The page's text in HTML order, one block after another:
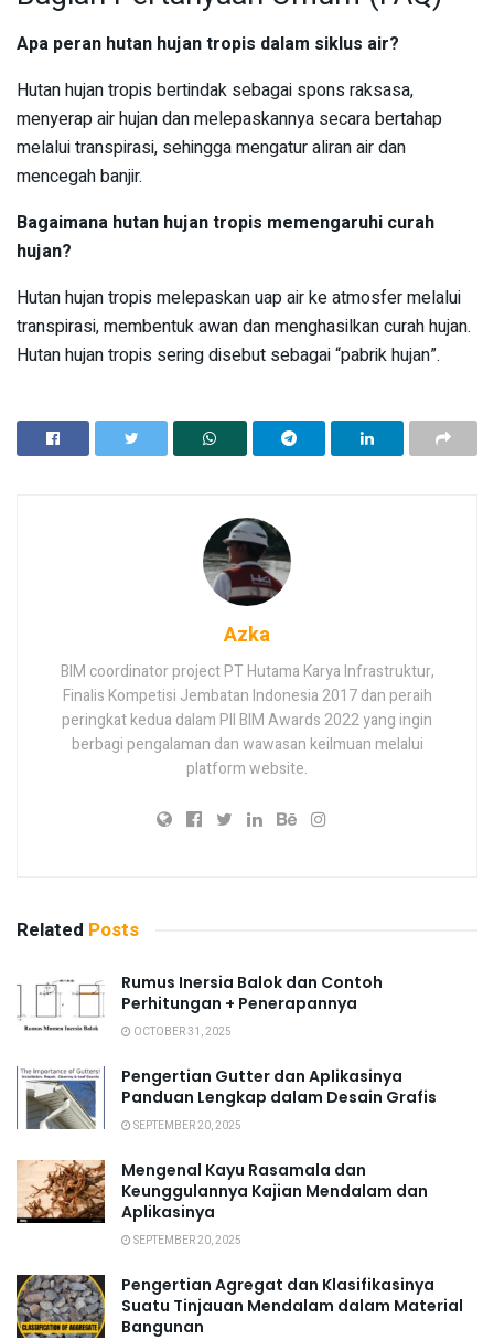
Apa peran hutan hujan tropis dalam siklus air?
Hutan hujan tropis bertindak sebagai spons raksasa,
menyerap air hujan dan melepaskannya secara bertahap
melalui transpirasi, sehingga mengatur aliran air dan
mencegah banjir.
Bagaimana hutan hujan tropis memengaruhi curah
hujan?
Hutan hujan tropis melepaskan uap air ke atmosfer melalui
transpirasi, membentuk awan dan menghasilkan curah hujan.
Hutan hujan tropis sering disebut sebagai “pabrik hujan”.
Azka
BIM coordinator project PT Hutama Karya Infrastruktur,
Finalis Kompetisi Jembatan Indonesia 2017 dan peraih
peringkat kedua dalam PII BIM Awards 2022 yang ingin
berbagi pengalaman dan wawasan keilmuan melalui
platform website.
Related Posts
Rumus Inersia Balok dan Contoh
Perhitungan + Penerapannya
OCTOBER 31, 2025
Pengertian Gutter dan Aplikasinya
Panduan Lengkap dalam Desain Grafis
SEPTEMBER 20, 2025
Mengenal Kayu Rasamala dan
Keunggulannya Kajian Mendalam dan
Aplikasinya
SEPTEMBER 20, 2025
Pengertian Agregat dan Klasifikasinya
Suatu Tinjauan Mendalam dalam Material
Bangunan